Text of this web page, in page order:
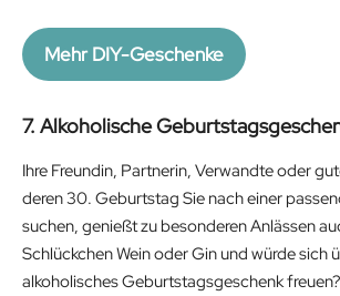
Mehr DIY-Geschenke
7. Alkoholische
Ihre Freundin, Partnerin, Verwandte oder
deren 30. Geburtstag Sie nach einer
suchen, genießt zu besonderen Anlässen
Schlückchen Wein oder Gin und würde sich
alkoholisches Geburtstagsgeschenk